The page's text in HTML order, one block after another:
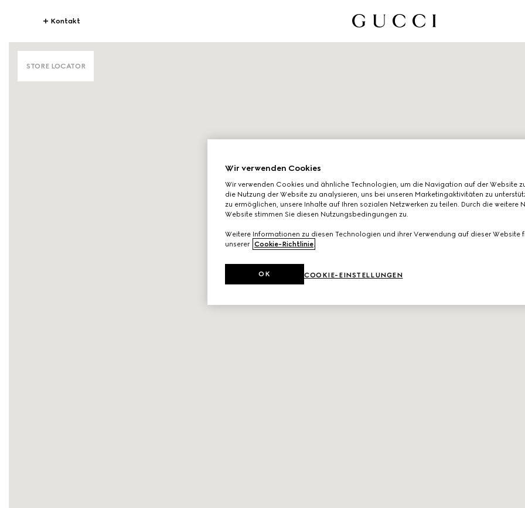
Kontakt
STORE LOCATOR
Wir verwenden Cookies
Wir verwenden Cookies und ähnliche Technologien, um die Navigation auf der Website
die Nutzung der Website zu analysieren, uns bei unseren Marketingaktivitäten zu
zu ermöglichen, unsere Inhalte auf Ihren sozialen Netzwerken zu teilen. Durch die weitere
Website stimmen Sie diesen Nutzungsbedingungen zu.
Weitere Informationen zu diesen Technologien und ihrer Verwendung auf dieser Website
unserer Cookie-Richtlinie.
COOKIE-EINSTELLUNGEN
OK